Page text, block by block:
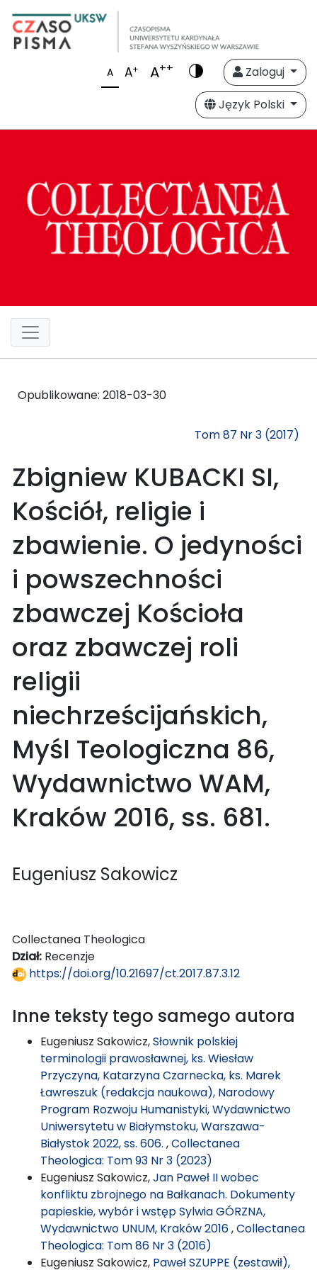
A A+ A++
Zaloguj
Język Polski
Opublikowane: 2018-03-30
Tom 87 Nr 3 (2017)
Zbigniew KUBACKI SI,
Kościół, religie i
zbawienie. O jedyności
i powszechności
zbawczej Kościoła
oraz zbawczej roli
religii
niechrześcijańskich,
Myśl Teologiczna 86,
Wydawnictwo WAM,
Kraków 2016, ss. 681.
Eugeniusz Sakowicz
Collectanea Theologica
Dział: Recenzje
https://doi.org/10.21697/ct.2017.87.3.12
Inne teksty tego samego autora
Eugeniusz Sakowicz,Słownik polskiej
terminologii prawosławnej, ks. Wiesław
Przyczyna, Katarzyna Czarnecka, ks. Marek
Ławreszuk (redakcja naukowa), Narodowy
Program Rozwoju Humanistyki, Wydawnictwo
Uniwersytetu w Białymstoku, Warszawa-
Białystok 2022, ss. 606. ,Collectanea
Theologica: Tom 93 Nr 3 (2023)
Eugeniusz Sakowicz,Jan Paweł II wobec
konfliktu zbrojnego na Bałkanach. Dokumenty
papieskie, wybór i wstęp Sylwia GÓRZNA,
Wydawnictwo UNUM, Kraków 2016,Collectanea
Theologica: Tom 86 Nr 3 (2016)
Eugeniusz Sakowicz, Paweł SZUPPE (zestawił),